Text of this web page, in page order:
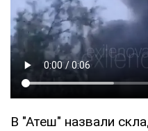
В "Атеш" назвали